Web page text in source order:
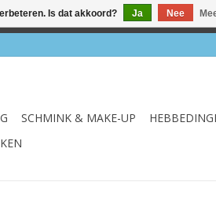
SCHMINK & MAKE-UP
Is dat akkoord? Ja Nee
vanaf €75 ✔ Levertijd 1-3